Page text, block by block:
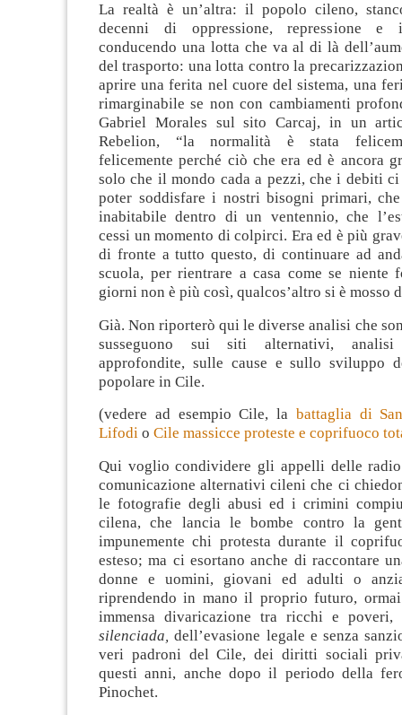
La realtà è un’altra: il popolo cileno,
decenni di oppressione, repressione e
conducendo una lotta che va al di là
del trasporto: una lotta contro la
aprire una ferita nel cuore del sistema, una
rimarginabile se non con cambiamenti
Gabriel Morales sul sito Carcaj, in un
Rebelion, “la normalità è stata
felicemente perché ciò che era ed è ancora
solo che il mondo cada a pezzi, che i debiti
poter soddisfare i nostri bisogni primari,
inabitabile dentro di un ventennio, che
cessi un momento di colpirci. Era ed è più
di fronte a tutto questo, di continuare ad
scuola, per rientrare a casa come se niente
giorni non è più così, qualcos’altro si è mosso
Già. Non riporterò qui le diverse analisi che
susseguono sui siti alternativi,
approfondite, sulle cause e sullo sviluppo
popolare in Cile.
(vedere ad esempio Cile, la battaglia di
Lifodi o Cile massicce proteste e coprifuoco
Qui voglio condividere gli appelli delle
comunicazione alternativi cileni che ci
le fotografie degli abusi ed i crimini
cilena, che lancia le bombe contro la
impunemente chi protesta durante il
esteso; ma ci esortano anche di raccontare
donne e uomini, giovani ed adulti o
riprendendo in mano il proprio futuro,
immensa divaricazione tra ricchi e poveri,
silenciada,dell’evasione legale e senza
veri padroni del Cile, dei diritti sociali
questi anni, anche dopo il periodo della
Pinochet.